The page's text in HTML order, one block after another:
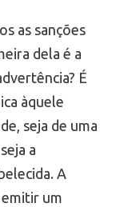
as sanções
dela é a
É
àquele
seja de uma
a
A
um